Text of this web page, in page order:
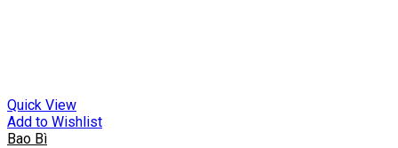
Quick View
Add to Wishlist
Bao Bì